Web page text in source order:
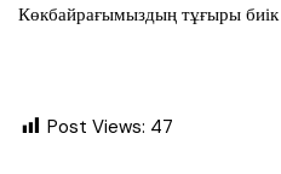
Көкбайрағымыздың тұғыры биік
Post Views: 47